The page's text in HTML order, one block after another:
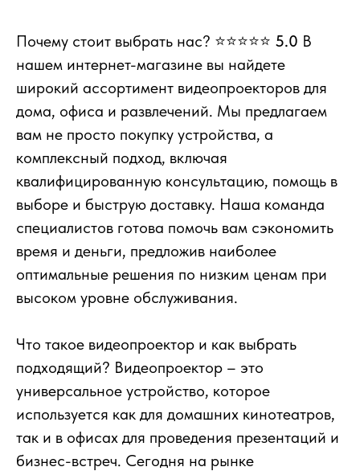
Почему стоит выбрать нас? ⭐⭐⭐⭐⭐ 5.0 В
нашем интернет-магазине вы найдете
широкий ассортимент видеопроекторов для
дома, офиса и развлечений. Мы предлагаем
вам не просто покупку устройства, а
комплексный подход, включая
квалифицированную консультацию, помощь в
выборе и быструю доставку. Наша команда
специалистов готова помочь вам сэкономить
время и деньги, предложив наиболее
оптимальные решения по низким ценам при
высоком уровне обслуживания.
Что такое видеопроектор и как выбрать
подходящий? Видеопроектор – это
универсальное устройство, которое
используется как для домашних кинотеатров,
так и в офисах для проведения презентаций и
бизнес-встреч. Сегодня на рынке